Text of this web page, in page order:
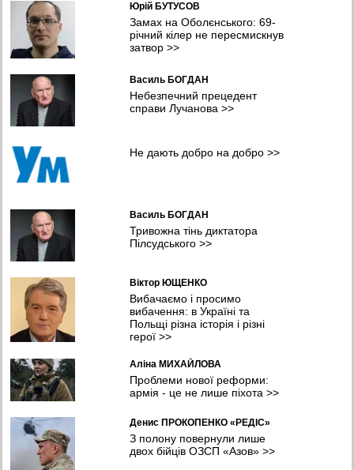
Мистецтво, що об’єднує: як понад 300 італійських дітей
відкривали для себе Україну, фото
12:03 05.08.2026
Масована атака Києва та області: значні руйнування, десятки
загиблих та поранених, фото
09:41 05.08.2026
Легкозаймисті проблеми. Чому пальне стрімко дорожчає та чи
загрожує дефіцит?
Полонений, а не дезертир. Вйськовому з Полтавщини
знадобився ще рік, щоб відновити справедливість
Юрій БУТУСОВ
Замах на Оболєнського: 69-
річний кілер не пересмискнув
затвор>>
Василь БОГДАН
Небезпечний прецедент
справи Лучанова>>
Не дають добро на добро>>
Василь БОГДАН
Тривожна тінь диктатора
Пілсудського>>
Віктор ЮЩЕНКО
Вибачаємо і просимо
вибачення: в Україні та
Польщі різна історія і різні
герої>>
Аліна МИХАЙЛОВА
Проблеми нової реформи:
армія - це не лише піхота >>
Денис ПРОКОПЕНКО «РЕДІС»
З полону повернули лише
двох бійців ОЗСП «Азов»>>